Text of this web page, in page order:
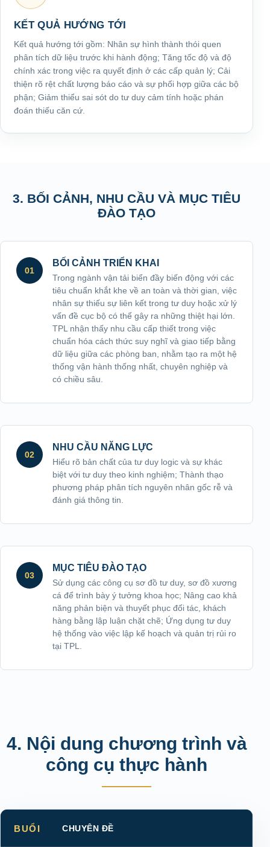
KẾT QUẢ HƯỚNG TỚI
Kết quả hướng tới gồm: Nhân sự hình thành thói quen
phân tích dữ liệu trước khi hành động; Tăng tốc độ và độ
chính xác trong việc ra quyết định ở các cấp quản lý; Cải
thiện rõ rệt chất lượng báo cáo và sự phối hợp giữa các bộ
phận; Giảm thiểu sai sót do tư duy cảm tính hoặc phán
đoán thiếu căn cứ.
3. BỐI CẢNH, NHU CẦU VÀ MỤC TIÊU
ĐÀO TẠO
01
BỐI CẢNH TRIỂN KHAI
Trong ngành vận tải biển đầy biến động với các
tiêu chuẩn khắt khe về an toàn và thời gian, việc
nhân sự thiếu sự liên kết trong tư duy hoặc xử lý
vấn đề cục bộ có thể gây ra những thiệt hại lớn.
TPL nhận thấy nhu cầu cấp thiết trong việc
chuẩn hóa cách thức suy nghĩ và giao tiếp bằng
dữ liệu giữa các phòng ban, nhằm tạo ra một hệ
thống vận hành thống nhất, chuyên nghiệp và
có chiều sâu.
02
NHU CẦU NĂNG LỰC
Hiểu rõ bản chất của tư duy logic và sự khác
biệt với tư duy theo kinh nghiệm; Thành thạo
phương pháp phân tích nguyên nhân gốc rễ và
đánh giá thông tin.
03
MỤC TIÊU ĐÀO TẠO
Sử dụng các công cụ sơ đồ tư duy, sơ đồ xương
cá để trình bày ý tưởng khoa học; Nâng cao khả
năng phản biện và thuyết phục đối tác, khách
hàng bằng lập luận chặt chẽ; Ứng dụng tư duy
hệ thống vào việc lập kế hoạch và quản trị rủi ro
tại TPL.
4. Nội dung chương trình và
công cụ thực hành
BUỔI CHUYÊN ĐỀ